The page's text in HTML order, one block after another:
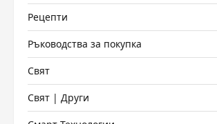
Рецепти
Ръководства за покупка
Свят
Свят | Други